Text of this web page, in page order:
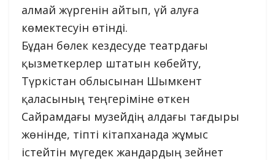
алмай жүргенін айтып, үй алуға
көмектесуін өтінді.
Бұдан бөлек кездесуде театрдағы
қызметкерлер штатын көбейту,
Түркістан облысынан Шымкент
қаласының теңгеріміне өткен
Сайрамдағы музейдің алдағы тағдыры
жөнінде, тіпті кітапханада жұмыс
істейтін мүгедек жандардың зейнет